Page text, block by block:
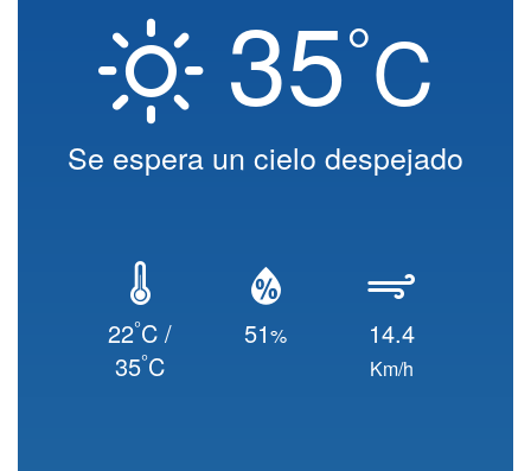
35°C
Se espera un cielo despejado
22°C /
35°C
51% 14.4
Km/h